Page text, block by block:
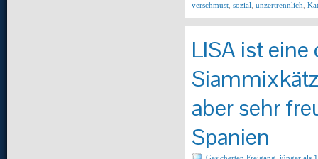
verschmust sozial unzertrennlich
LISA ist
aber sehr
Spanien